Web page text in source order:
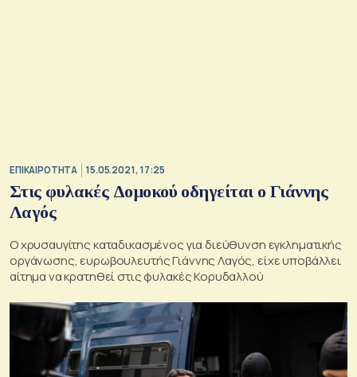
ΕΠΙΚΑΙΡΟΤΗΤΑ 15.05.2021, 17:25
Στις φυλακές Δομοκού οδηγείται ο Γιάννης
Λαγός
Ο χρυσαυγίτης καταδικασμένος για διεύθυνση εγκληματικής
οργάνωσης, ευρωβουλευτής Γιάννης Λαγός, είχε υποβάλλει
αίτημα να κρατηθεί στις φυλακές Κορυδαλλού